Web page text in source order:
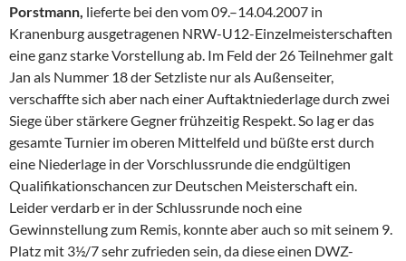
Porstmann, lieferte bei den vom 09.–14.04.2007 in
Kranenburg ausgetragenen NRW-U12-Einzelmeisterschaften
eine ganz starke Vorstellung ab. Im Feld der 26 Teilnehmer galt
Jan als Nummer 18 der Setzliste nur als Außenseiter,
verschaffte sich aber nach einer Auftaktniederlage durch zwei
Siege über stärkere Gegner frühzeitig Respekt. So lag er das
gesamte Turnier im oberen Mittelfeld und büßte erst durch
eine Niederlage in der Vorschlussrunde die endgültigen
Qualifikationschancen zur Deutschen Meisterschaft ein.
Leider verdarb er in der Schlussrunde noch eine
Gewinnstellung zum Remis, konnte aber auch so mit seinem 9.
Platz mit 3½/7 sehr zufrieden sein, da diese einen DWZ-